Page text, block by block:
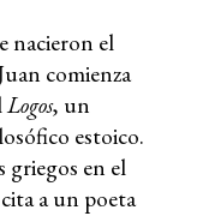
nacieron el
comienza
Logos, un
estoico.
griegos en el
a un poeta